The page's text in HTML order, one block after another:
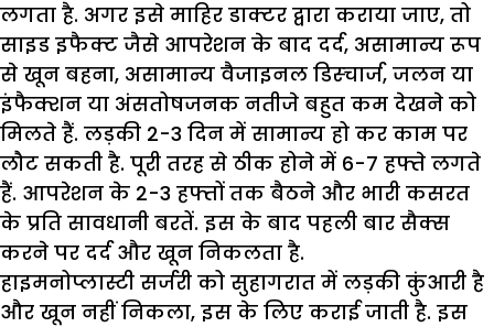
लगता है. अगर इसे माहिर डाक्टर द्वारा कराया जाए, तो
साइड इफैक्ट जैसे आपरेशन के बाद दर्द, असामान्य रूप
से खून बहना, असामान्य वैजाइनल डिस्चार्ज, जलन या
इंफैक्शन या अंसतोषजनक नतीजे बहुत कम देखने को
मिलते हैं. लड़की 2-3 दिन में सामान्य हो कर काम पर
लौट सकती है. पूरी तरह से ठीक होने में 6-7 हफ्ते लगते
हैं. आपरेशन के 2-3 हफ्तों तक बैठने और भारी कसरत
के प्रति सावधानी बरतें. इस के बाद पहली बार सैक्स
करने पर दर्द और खून निकलता है.
हाइमनोप्लास्टी सर्जरी को सुहागरात में लड़की कुंआरी है
और खून नहीं निकला, इस के लिए कराई जाती है. इस